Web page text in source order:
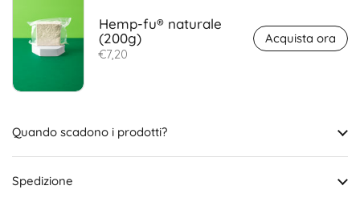
Hemp-fu® naturale
(200g)
€7,20
Acquista ora
Quando scadono i prodotti?
Spedizione